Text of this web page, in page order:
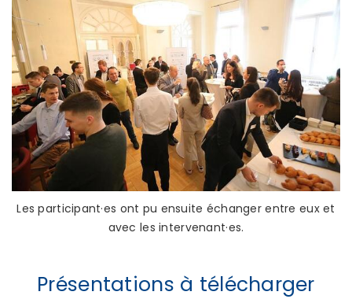
Les participant·es ont pu ensuite échanger entre eux et
avec les intervenant·es.
Présentations à télécharger